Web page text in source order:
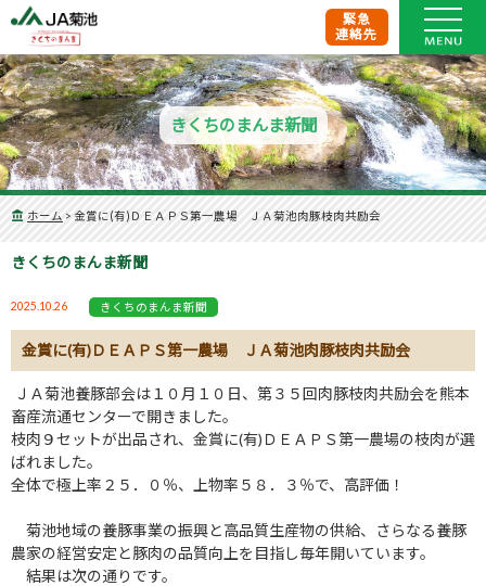
緊急
連絡先
きくちのまんま新聞
ホーム > 金賞に(有)ＤＥＡＰＳ第一農場 ＪＡ菊池肉豚枝肉共励会
きくちのまんま新聞
2025.10.26 きくちのまんま新聞
金賞に(有)ＤＥＡＰＳ第一農場 ＪＡ菊池肉豚枝肉共励会
ＪＡ菊池養豚部会は１０月１０日、第３５回肉豚枝肉共励会を熊本
畜産流通センターで開きました。
枝肉９セットが出品され、金賞に(有) ＤＥＡＰＳ第一農場の枝肉が選
ばれました。
全体で極上率２５．０％、上物率５８．３％で、高評価！
菊池地域の養豚事業の振興と高品質生産物の供給、さらなる養豚
農家の経営安定と豚肉の品質向上を目指し毎年開いています。
結果は次の通りです。